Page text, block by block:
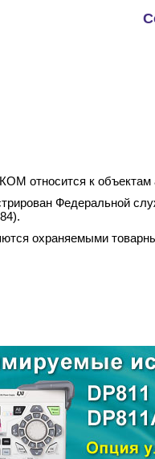
относится к объектам
Федеральной
охраняемыми